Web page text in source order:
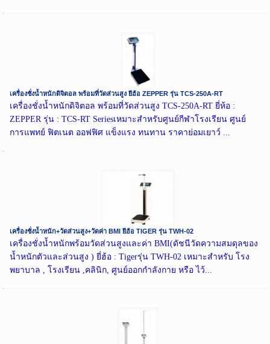
เครื่องชั่งน้ำหนักดิจิตอล พร้อมที่วัดส่วนสูง ยี่ฮ้อ ZEPPER รุ่น TCS-250A-RT
เครื่องชั่งน้ำหนักดิจิตอล พร้อมที่วัดส่วนสูง TCS-250A-RT ยี่ห้อ :
ZEPPER รุ่น : TCS-RT Seriesเหมาะสำหรับศูนย์กีฬาโรงเรียน ศูนย์
การแพทย์ ฟิตเนต ออฟฟิศ แข็งแรง ทนทาน ราคาย่อมเยาว์ ...
เครื่องชั่งน้ำหนัก+วัดส่วนสูง+วัดค่า BMI ยี่ฮ้อ TIGER รุ่น TWH-02
เครื่องชั่งน้ำหนักพร้อมวัดส่วนสูงและค่า BMI(ดัชนีวัดความสมดุลของ
น้ำหนักตัวและส่วนสูง ) ยี่ฮ้อ : Tigerรุ่น TWH-02 เหมาะสำหรับ โรง
พยาบาล , โรงเรียน ,คลินิก, ศูนย์ออกกำลังกาย หรือ ไว้...